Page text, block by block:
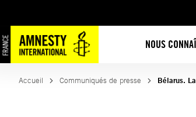
NOUS
au
contenu
Accueil Communiqués de presse Bélarus.